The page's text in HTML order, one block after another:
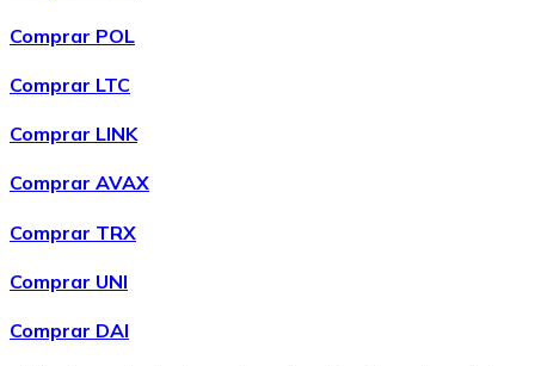
ComprarWrapped Bitcoin
ComprarAvalanche
Comprar POL
Comprar LTC
Comprar LINK
Comprar AVAX
Comprar TRX
Comprar UNI
Comprar DAI